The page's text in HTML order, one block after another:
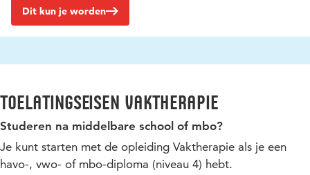
Dit kun je worden
Toelatingseisen Vaktherapie
Studeren na middelbare school of mbo?
Je kunt starten met de opleiding Vaktherapie als je een
havo-, vwo- of mbo-diploma (niveau 4) hebt.